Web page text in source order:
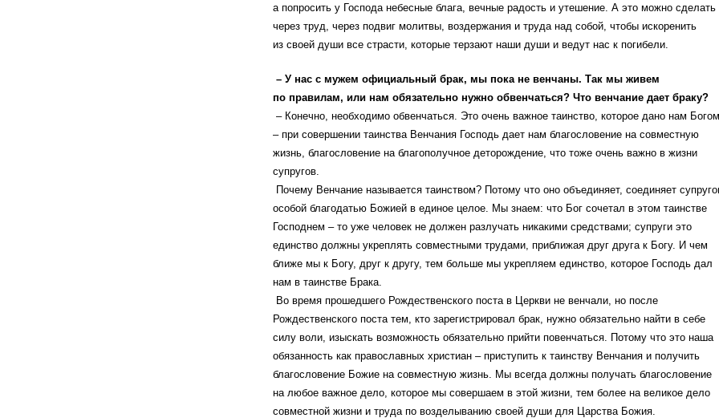
а попросить у Господа небесные блага, вечные радость и утешение. А это можно сделать
через труд, через подвиг молитвы, воздержания и труда над собой, чтобы искоренить
из своей души все страсти, которые терзают наши души и ведут нас к погибели.
– У нас с мужем официальный брак, мы пока не венчаны. Так мы живем
по правилам, или нам обязательно нужно обвенчаться? Что венчание дает браку?
– Конечно, необходимо обвенчаться. Это очень важное таинство, которое дано нам Богом
– при совершении таинства Венчания Господь дает нам благословение на совместную
жизнь, благословение на благополучное деторождение, что тоже очень важно в жизни
супругов.
Почему Венчание называется таинством? Потому что оно объединяет, соединяет
особой благодатью Божией в единое целое. Мы знаем: что Бог сочетал в этом таинстве
Господнем – то уже человек не должен разлучать никакими средствами; супруги это
единство должны укреплять совместными трудами, приближая друг друга к Богу. И чем
ближе мы к Богу, друг к другу, тем больше мы укрепляем единство, которое Господь дал
нам в таинстве Брака.
Во время прошедшего Рождественского поста в Церкви не венчали, но после
Рождественского поста тем, кто зарегистрировал брак, нужно обязательно найти в себе
силу воли, изыскать возможность обязательно прийти повенчаться. Потому что это наша
обязанность как православных христиан – приступить к таинству Венчания и получить
благословение Божие на совместную жизнь. Мы всегда должны получать благословение
на любое важное дело, которое мы совершаем в этой жизни, тем более на великое дело
совместной жизни и труда по возделыванию своей души для Царства Божия.